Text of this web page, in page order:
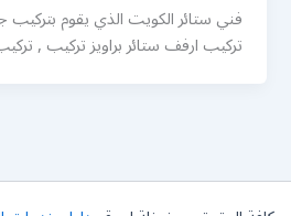
فني ستائر الكويت الذي يقوم بتركيب
تركيب ارفف ستائر براويز تركيب ,